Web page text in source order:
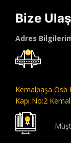
Bize
Adres
Kemalpaşa Osb
Kapı No:2